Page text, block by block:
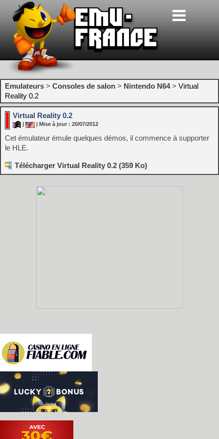
Emulateurs > Consoles de salon > Nintendo N64> Virtual
Reality 0.2
Virtual Reality 0.2
| Mise à jour : 20/07/2012
Cet émulateur émule quelques démos, il commence à supporter
le HLE.
Télécharger Virtual Reality 0.2 (359 Ko)